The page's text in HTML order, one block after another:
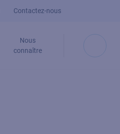
Contactez-nous
Nous
connaître